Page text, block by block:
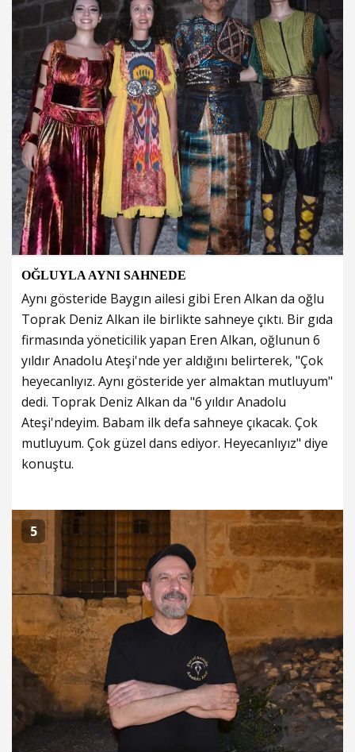
OĞLUYLA AYNI SAHNEDE
Aynı gösteride Baygın ailesi gibi Eren Alkan da oğlu
Toprak Deniz Alkan ile birlikte sahneye çıktı. Bir gıda
firmasında yöneticilik yapan Eren Alkan, oğlunun 6
yıldır Anadolu Ateşi'nde yer aldığını belirterek, "Çok
heyecanlıyız. Aynı gösteride yer almaktan mutluyum"
dedi. Toprak Deniz Alkan da "6 yıldır Anadolu
Ateşi'ndeyim. Babam ilk defa sahneye çıkacak. Çok
mutluyum. Çok güzel dans ediyor. Heyecanlıyız" diye
konuştu.
5